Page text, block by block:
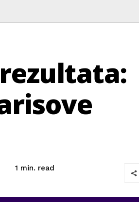
1 min. read